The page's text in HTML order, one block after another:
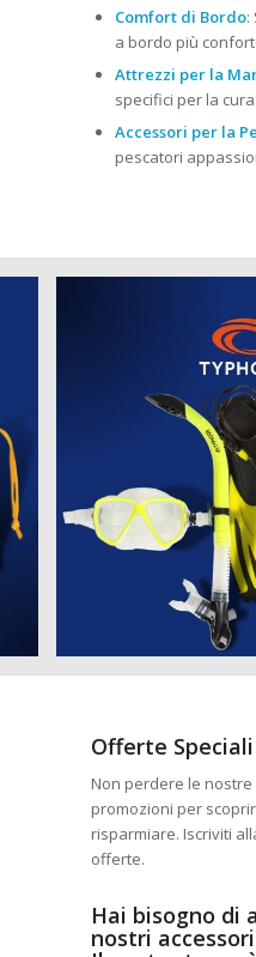
Comfort di Bordo:
a bordo più
Attrezzi per la
specifici per la
Accessori per la
pescatori
Offerte
Non perdere le
promozioni per
risparmiare. Iscriviti
offerte.
Hai bisogno di
nostri